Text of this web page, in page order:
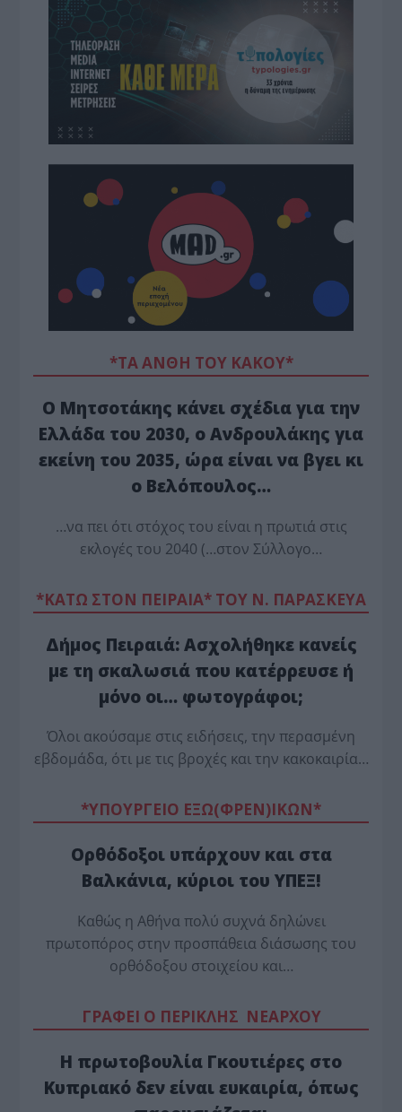
*ΤΑ ΆΝΘΗ ΤΟΥ ΚΑΚΟΎ*
Ο Μητσοτάκης κάνει σχέδια για την
Ελλάδα του 2030, ο Ανδρουλάκης για
εκείνη του 2035, ώρα είναι να βγει κι
ο Βελόπουλος…
…να πει ότι στόχος του είναι η πρωτιά στις
εκλογές του 2040 (…στον Σύλλογο…
*ΚΑΤΩ ΣΤΟΝ ΠΕΙΡΑΙΑ* ΤΟΥ Ν. ΠΑΡΑΣΚΕΥΑ
Δήμος Πειραιά: Ασχολήθηκε κανείς
με τη σκαλωσιά που κατέρρευσε ή
μόνο οι… φωτογράφοι;
Όλοι ακούσαμε στις ειδήσεις, την περασμένη
εβδομάδα, ότι με τις βροχές και την κακοκαιρία…
*ΥΠΟΥΡΓΕΙΟ ΕΞΩ(ΦΡΕΝ)ΙΚΩΝ*
Ορθόδοξοι υπάρχουν και στα
Βαλκάνια, κύριοι του ΥΠΕΞ!
Καθώς η Αθήνα πολύ συχνά δηλώνει
πρωτοπόρος στην προσπάθεια διάσωσης του
ορθόδοξου στοιχείου και…
ΓΡΑΦΕΙ Ο ΠΕΡΙΚΛΗΣ ΝΕΑΡΧΟΥ
Η πρωτοβουλία Γκουτιέρες στο
Κυπριακό δεν είναι ευκαιρία, όπως